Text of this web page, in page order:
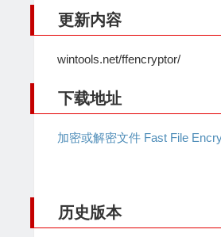
更新内容
wintools.net/ffencryptor/
下载地址
加密或解密文件 Fast File
历史版本